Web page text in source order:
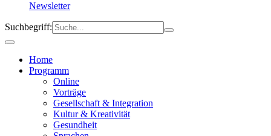
Newsletter
Suchbegriff:
Home
Programm
Online
Vorträge
Gesellschaft & Integration
Kultur & Kreativität
Gesundheit